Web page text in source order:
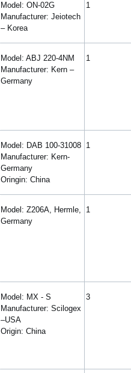
Model: ON-02G
Manufacturer: Jeiotech
– Korea
1
Model: ABJ 220-4NM
Manufacturer: Kern –
Germany
1
Model: DAB 100-31008
Manufacturer: Kern-
Germany
Oringin: China
1
Model: Z206A, Hermle,
Germany
1
Model: MX - S
Manufacturer: Scilogex
–USA
Origin: China
3